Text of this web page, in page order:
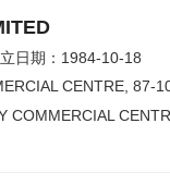
日期：1984-10-18
CENTRE, 87-
COMMERCIAL